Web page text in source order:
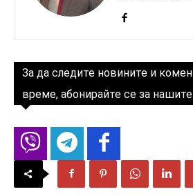
За да следите новините и
време, абонирайте се за